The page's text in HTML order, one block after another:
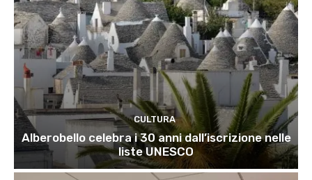
CULTURA
Alberobello celebra i 30 anni dall’iscrizione nelle
liste UNESCO